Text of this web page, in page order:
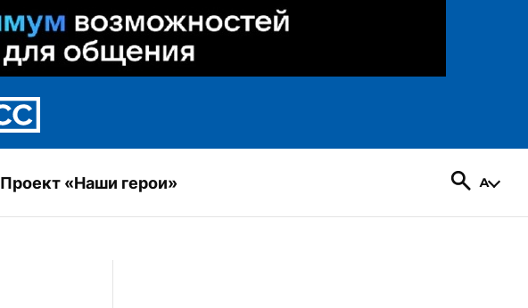
Проект «Наши герои»